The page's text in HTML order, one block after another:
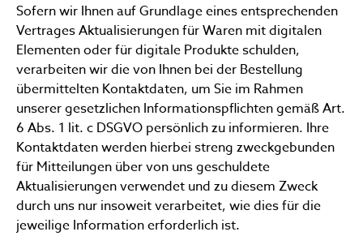
Sofern wir Ihnen auf Grundlage eines entsprechenden
Vertrages Aktualisierungen für Waren mit digitalen
Elementen oder für digitale Produkte schulden,
verarbeiten wir die von Ihnen bei der Bestellung
übermittelten Kontaktdaten, um Sie im Rahmen
unserer gesetzlichen Informationspflichten gemäß Art.
6 Abs. 1 lit. c DSGVO persönlich zu informieren. Ihre
Kontaktdaten werden hierbei streng zweckgebunden
für Mitteilungen über von uns geschuldete
Aktualisierungen verwendet und zu diesem Zweck
durch uns nur insoweit verarbeitet, wie dies für die
jeweilige Information erforderlich ist.